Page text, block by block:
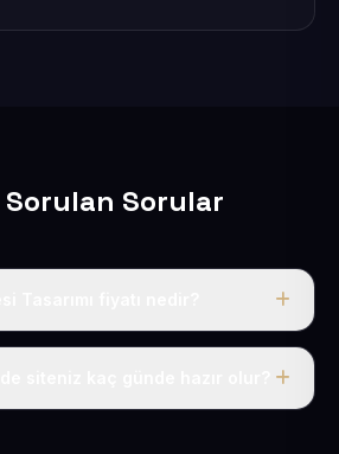
Sorulan Sorular
yıllık 50 USD + KDV. Bu bedele alan